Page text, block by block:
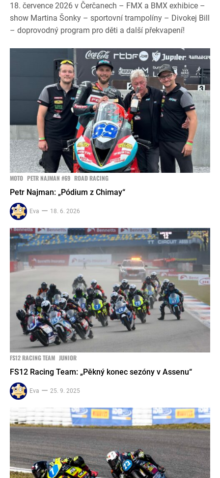
18. července 2026 v Čerčanech – FMX a BMX exhibice –
show Martina Šonky – sportovní trampolíny – Divokej Bill
– doprovodný program pro děti a další překvapení!
MOTO PETR NAJMAN #69 ROAD RACING
Petr Najman: „Pódium z Chimay“
Eva 18. 6. 2026
FS12 RACING TEAM JUNIOR
FS12 Racing Team: „Pěkný konec sezóny v Assenu“
Eva 25. 9. 2025